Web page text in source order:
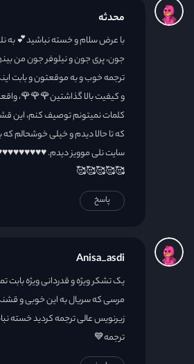
محدثه
با عرض سلام و خسته نباشید💕 به
جون، پری جون و نیلوفر جون من
ترجمه خوب و به موقعتون و بابت
و کیفیت بالا گذاشتین🌹🌹🌹،
کلمات نمیتونم توصیف کنم، این
که تا حالا دیدم و خیلی خوشحالم که
سایت نلی موویز دیدم.
🥰🥰🥰🥰🥰
پاسخ
Anisa_asdi
یک تشکر ویژه و قدردانی ویژه
مرسی که سریال به این خوبی و
زیرنویس عالی ترجمه کردید خسته
ترجمه💙